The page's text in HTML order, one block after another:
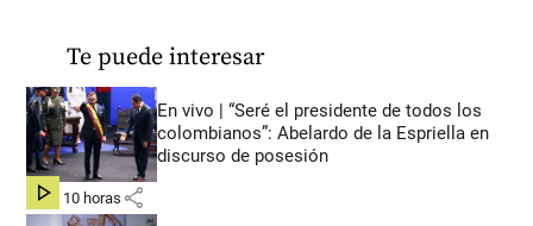
Te puede interesar
En vivo | “Seré el presidente de todos los
colombianos”: Abelardo de la Espriella en
discurso de posesión
hace 10 horas share